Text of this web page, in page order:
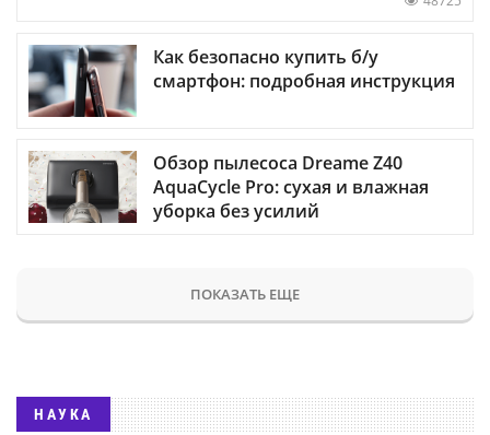
Как безопасно купить б/у
смартфон: подробная инструкция
Обзор пылесоса Dreame Z40
AquaCycle Pro: сухая и влажная
уборка без усилий
ПОКАЗАТЬ ЕЩЕ
НАУКА